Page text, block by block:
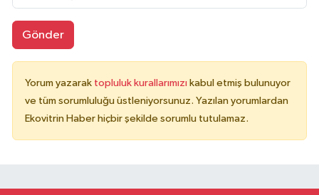
Gönder
Yorum yazarak topluluk kurallarımızı kabul etmiş bulunuyor
ve tüm sorumluluğu üstleniyorsunuz. Yazılan yorumlardan
Ekovitrin Haber hiçbir şekilde sorumlu tutulamaz.